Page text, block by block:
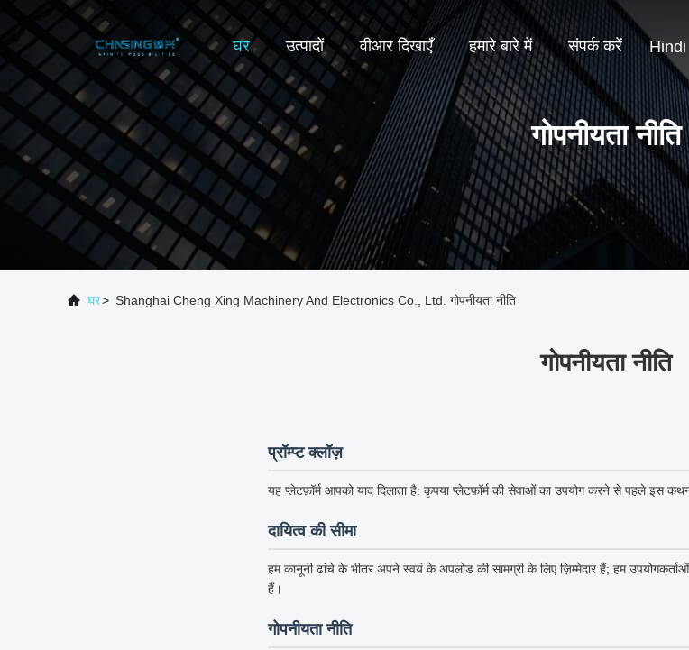
घर उत्पादों वीआर दिखाएँ हमारे बारे में संपर्क करें Hindi
गोपनीयता नीति
घर> Shanghai Cheng Xing Machinery And Electronics Co., Ltd. गोपनीयता नीति
गोपनीयता नीति
प्रॉम्प्ट क्लॉज़
यह प्लेटफ़ॉर्म आपको याद दिलाता है: कृपया प्लेटफ़ॉर्म की सेवाओं का उपयोग करने से पहले इस
दायित्व की सीमा
हम कानूनी ढांचे के भीतर अपने स्वयं के अपलोड की सामग्री के लिए ज़िम्मेदार हैं; हम उपयोगकर्ताओं
हैं।
गोपनीयता नीति